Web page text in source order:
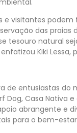
e visitantes
das praias
tesouro natural
Kiki Lessa,
de entusiastas do
Dog, Casa Nativa
abrangente e
para o bem-